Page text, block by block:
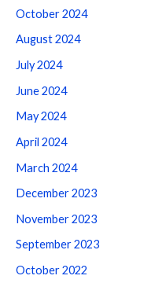
October 2024
August 2024
July 2024
June 2024
May 2024
April 2024
March 2024
December 2023
November 2023
September 2023
October 2022